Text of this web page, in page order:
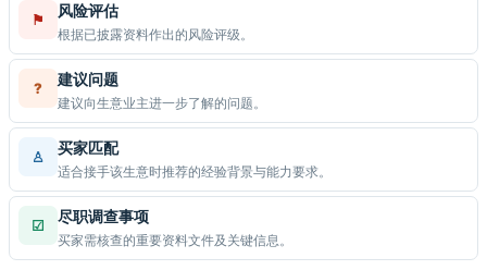
⚑ 风险评估
根据已披露资料作出的风险评级。
? 建议问题
建议向生意业主进一步了解的问题。
♙ 买家匹配
适合接手该生意时推荐的经验背景与能力要求。
☑ 尽职调查事项
买家需核查的重要资料文件及关键信息。